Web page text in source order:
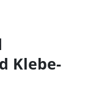
Klebe-